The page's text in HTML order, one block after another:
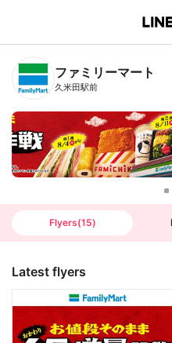
B
n
T
ファミリーマート
久米田駅前
Flyers(15)
Latest flyers